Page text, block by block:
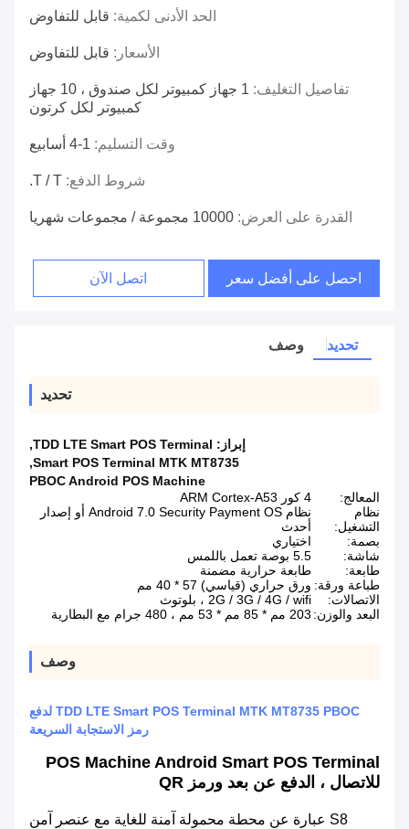
الحد الأدنى لكمية: قابل للتفاوض
الأسعار: قابل للتفاوض
تفاصيل التغليف:
1 جهاز كمبيوتر لكل صندوق ، 10 جهاز
كمبيوتر لكل كرتون
وقت التسليم: 1-4 أسابيع
شروط الدفع: T / T.
القدرة على العرض: 10000 مجموعة / مجموعات شهريا
احصل على أفضل سعر اتصل الآن
تحديد وصف
تحديد
إبراز: TDD LTE Smart POS Terminal
,
Smart POS Terminal MTK MT8735
,
PBOC Android POS Machine
المعالج:
4 كور ARM Cortex-A53
نظام
التشغيل:
نظام Android 7.0 Security Payment OS أو إصدار
أحدث
بصمة:
اختياري
شاشة:
5.5 بوصة تعمل باللمس
طابعة:
طابعة حرارية مضمنة
طباعة ورقة: ورق حراري (قياسي) 57 * 40 مم
الاتصالات:
2G / 3G / 4G / wifi ، بلوتوث
البعد والوزن: 203 مم * 85 مم * 53 مم ، 480 جرام مع البطارية
وصف
TDD LTE Smart POS Terminal MTK MT8735 PBOC لدفع
رمز الاستجابة السريعة
POS Machine Android Smart POS Terminal
للاتصال ، الدفع عن بعد ورمز QR
S8 عبارة عن محطة محمولة آمنة للغاية مع عنصر آمن